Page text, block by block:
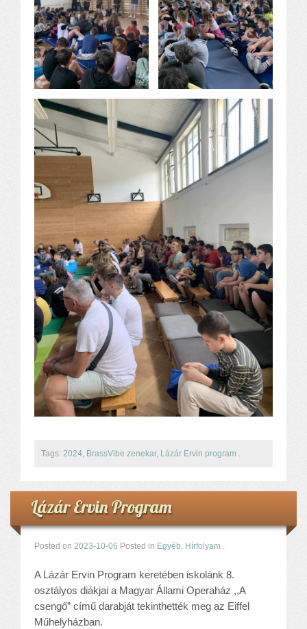
Tags: 2024, BrassVibe zenekar, Lázár Ervin program .
Lázár Ervin Program
Posted on 2023-10-06 Posted in Egyéb, Hírfolyam .
A Lázár Ervin Program keretében iskolánk 8.
osztályos diákjai a Magyar Állami Operaház ,,A
csengő” című darabját tekinthették meg az Eiffel
Műhelyházban.